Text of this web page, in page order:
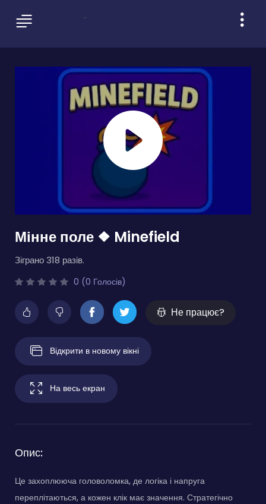
Мінне поле ❖ Minefield
Зіграно 318 разів.
0 (0 Голосів)
Не працює?
Відкрити в новому вікні
На весь екран
Опис:
Це захоплююча головоломка, де логіка і напруга
переплітаються, а кожен клік має значення. Стратегічно